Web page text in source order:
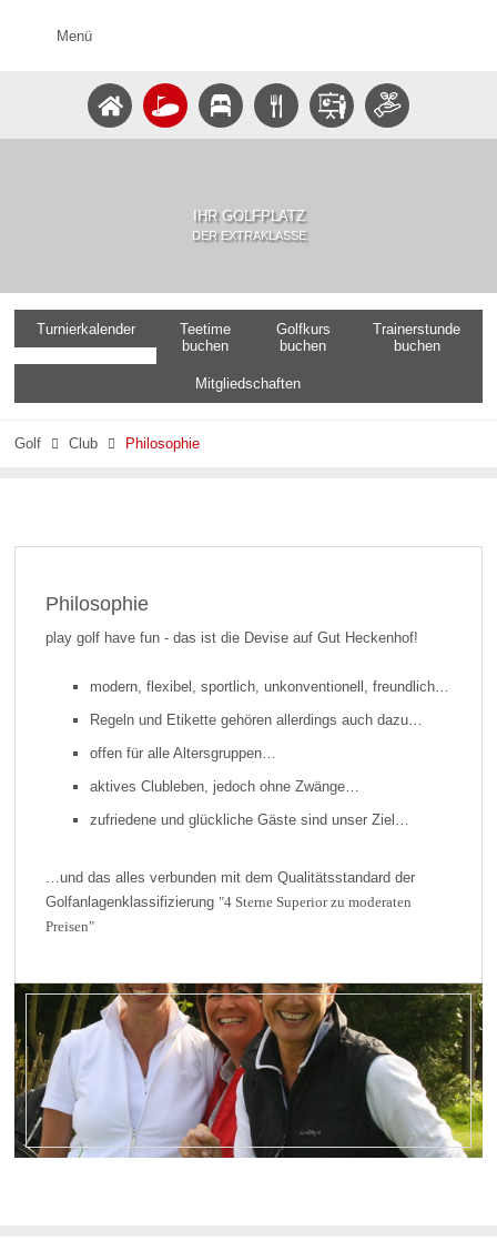
Menü
IHR GOLFPLATZ
DER EXTRAKLASSE
Turnierkalender
Teetime
buchen
Golfkurs
buchen
Trainerstunde
buchen
Mitgliedschaften
Golf  Club  Philosophie
Philosophie
play golf have fun - das ist die Devise auf Gut Heckenhof!
modern, flexibel, sportlich, unkonventionell, freundlich…
Regeln und Etikette gehören allerdings auch dazu…
offen für alle Altersgruppen…
aktives Clubleben, jedoch ohne Zwänge…
zufriedene und glückliche Gäste sind unser Ziel…
…und das alles verbunden mit dem Qualitätsstandard der
Golfanlagenklassifizierung "4 Sterne Superior zu moderaten
Preisen"